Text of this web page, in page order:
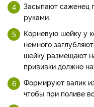
Засыпают саженец
руками.
Корневую шейку у
немного
шейку размещают
прививки должно
Формируют валик
чтобы при поливе